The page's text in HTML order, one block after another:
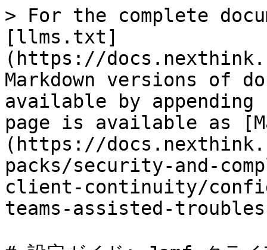
> For the complete
[llms.txt]
(https://
Markdown versions of
available by
page is available as
(https://
packs/security-and-
client-continuity/
teams-assisted-